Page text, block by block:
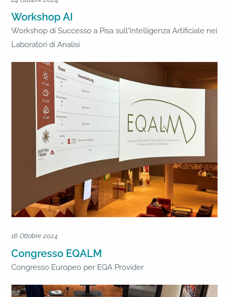
Workshop AI
Workshop di Successo a Pisa sull'Intelligenza Artificiale nei
Laboratori di Analisi
16 Ottobre 2024
Congresso EQALM
Congresso Europeo per EQA Provider